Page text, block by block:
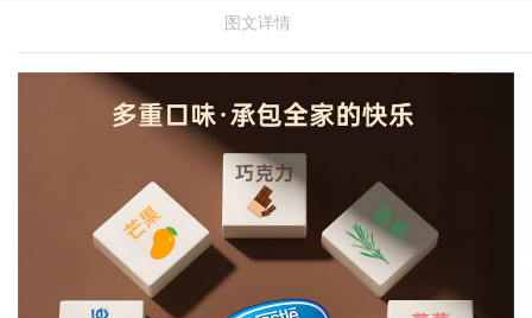
图文详情